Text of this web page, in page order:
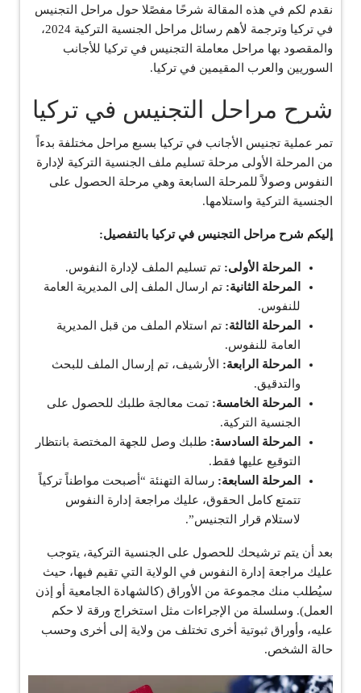
نقدم لكم في هذه المقالة شرحًا مفصًلا حول مراحل التجنيس
في تركيا وترجمة لأهم رسائل مراحل الجنسية التركية 2024،
والمقصود بها مراحل معاملة التجنيس في تركيا للأجانب
السوريين والعرب المقيمين في تركيا.
شرح مراحل التجنيس في تركيا
تمر عملية تجنيس الأجانب في تركيا بسبع مراحل مختلفة بدءاً
من المرحلة الأولى مرحلة تسليم ملف الجنسية التركية لإدارة
النفوس وصولاً للمرحلة السابعة وهي مرحلة الحصول على
الجنسية التركية واستلامها.
إليكم شرح مراحل التجنيس في تركيا بالتفصيل:
المرحلة الأولى: تم تسليم الملف لإدارة النفوس.
المرحلة الثانية: تم ارسال الملف إلى المديرية العامة
للنفوس.
المرحلة الثالثة: تم استلام الملف من قبل المديرية
العامة للنفوس.
المرحلة الرابعة: الأرشيف، تم إرسال الملف للبحث
والتدقيق.
المرحلة الخامسة: تمت معالجة طلبك للحصول على
الجنسية التركية.
المرحلة السادسة: طلبك وصل للجهة المختصة بانتظار
التوقيع عليها فقط.
المرحلة السابعة: رسالة التهنئة “أصبحت مواطناً تركياً
تتمتع كامل الحقوق، عليك مراجعة إدارة النفوس
لاستلام قرار التجنيس”.
بعد أن يتم ترشيحك للحصول على الجنسية التركية، يتوجب
عليك مراجعة إدارة النفوس في الولاية التي تقيم فيها، حيث
سيُطلب منك مجموعة من الأوراق (كالشهادة الجامعية أو إذن
العمل). وسلسلة من الإجراءات مثل استخراج ورقة لا حكم
عليه، وأوراق ثبوتية أخرى تختلف من ولاية إلى أخرى وحسب
حالة الشخص.